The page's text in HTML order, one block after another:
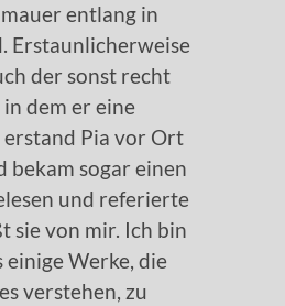
entlang in
Erstaunlicherweise
der sonst recht
dem er eine
Pia vor Ort
bekam sogar einen
und referierte
sie von mir. Ich bin
einige Werke, die
verstehen, zu